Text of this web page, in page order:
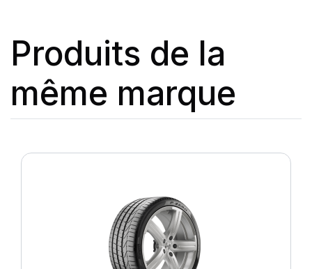
Produits de la
même marque